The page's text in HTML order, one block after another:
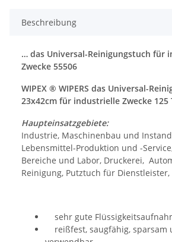
Beschreibung
… das Universal-Reinigungstuch für
Zwecke 55506
WIPEX ® WIPERS das Universal-
23x42cm für industrielle Zwecke 125
Haupteinsatzgebiete:
Industrie, Maschinenbau und
Lebensmittel-Produktion und -
Bereiche und Labor, Druckerei,
Reinigung, Putztuch für
sehr gute
reißfest, saugfähig, sparsam